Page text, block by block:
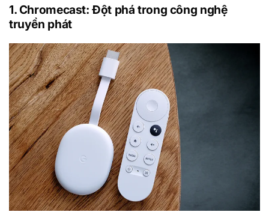
1. Chromecast: Đột phá trong công nghệ
truyền phát